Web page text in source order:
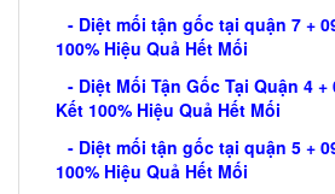
- Diệt mối tận gốc tại quận 7 +
100% Hiệu Quả Hết Mối
- Diệt Mối Tận Gốc Tại Quận 4 +
Kết 100% Hiệu Quả Hết Mối
- Diệt mối tận gốc tại quận 5 +
100% Hiệu Quả Hết Mối